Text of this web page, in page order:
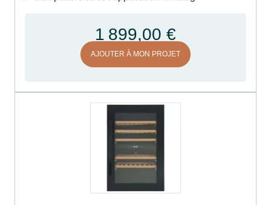
1 899,00 €
AJOUTER À MON PROJET